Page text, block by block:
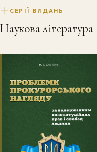
СЕРІЇ ВИДАНЬ
Наукова література